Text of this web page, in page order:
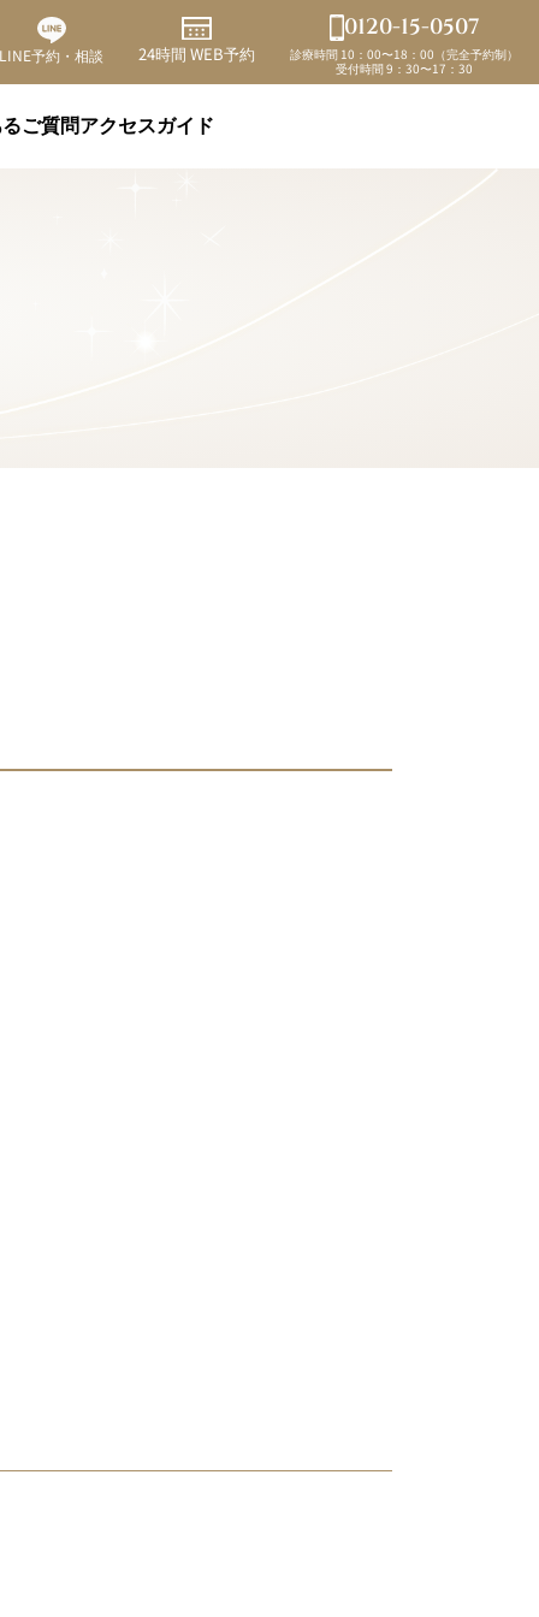
LINE予約・相談 24時間 WEB予約
0120-15-0507
診療時間 10：00〜18：00（完全予約制）
受付時間 9：30〜17：30
ご質問アクセスガイド